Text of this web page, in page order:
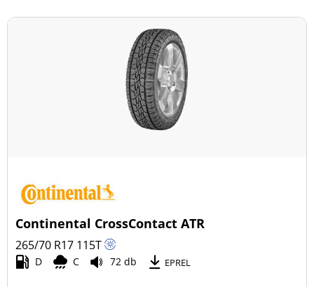
Alle Arten (30)
Ganzjahresreifen (15)
Pkw (2)
Transporter (1)
Wohnmobil (0)
Continental CrossContact ATR
265/70 R17 115T
D C 72 db EPREL